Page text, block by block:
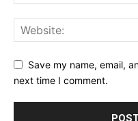
Save my name, email,
next time I comment.